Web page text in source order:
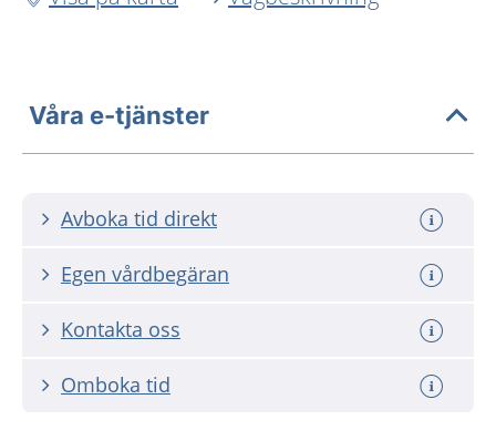
Våra e-tjänster
Avboka tid direkt
Egen vårdbegäran
Kontakta oss
Omboka tid